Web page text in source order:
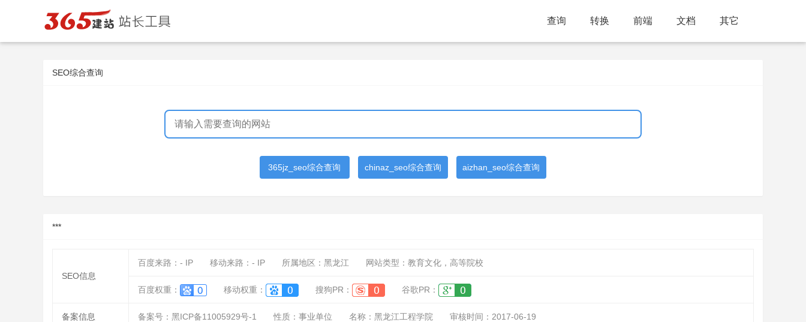
查询 转换 前端 文档 其它
SEO综合查询
365jz_seo综合查询 chinaz_seo综合查询 aizhan_seo综合查询
***
SEO信息
百度来路： - IP 移动来路： - IP 所属地区：黑龙江 网站类型：教育文化，高等院校
百度权重： 移动权重： 搜狗PR： 谷歌PR：
备案信息 备案号：黑ICP备11005929号-1 性质： 事业单位 名称： 黑龙江工程学院 审核时间： 2017-06-19